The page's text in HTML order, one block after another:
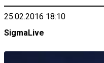
25.02.2016 18:10
SigmaLive